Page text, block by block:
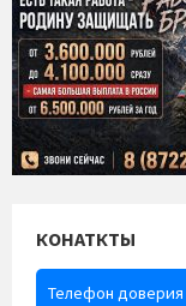
КОНАТКТЫ
Телефон доверия